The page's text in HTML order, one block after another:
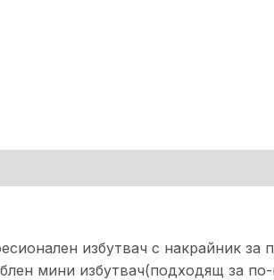
избутвач с накрайник
мини избутвач(подходящ за